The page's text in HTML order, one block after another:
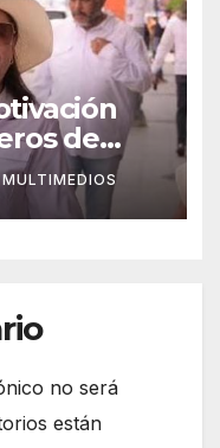
de
no será
están